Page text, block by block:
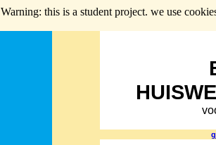
Warning: this is a student project. we use